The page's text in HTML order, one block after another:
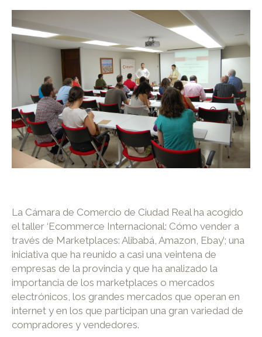
La Cámara de Comercio de Ciudad Real ha acogido
el taller ‘Ecommerce Internacional: Cómo vender a
través de Marketplaces: Alibabá, Amazon, Ebay’; una
iniciativa que ha reunido a casi una veintena de
empresas de la provincia y que ha analizado la
importancia de los marketplaces o mercados
electrónicos, los grandes mercados que operan en
internet y en los que participan una gran variedad de
compradores y vendedores.